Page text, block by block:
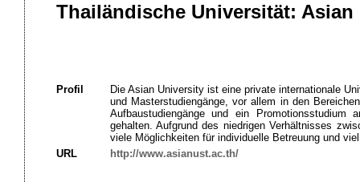
Thailändische Universität: Asian
Profil
Die Asian University ist eine private internationale
und Masterstudiengänge, vor allem in den
Aufbaustudiengänge und ein
gehalten. Aufgrund des niedrigen Verhältnisses
viele Möglichkeiten für individuelle Betreuung und
URL
http://www.asianust.ac.th/